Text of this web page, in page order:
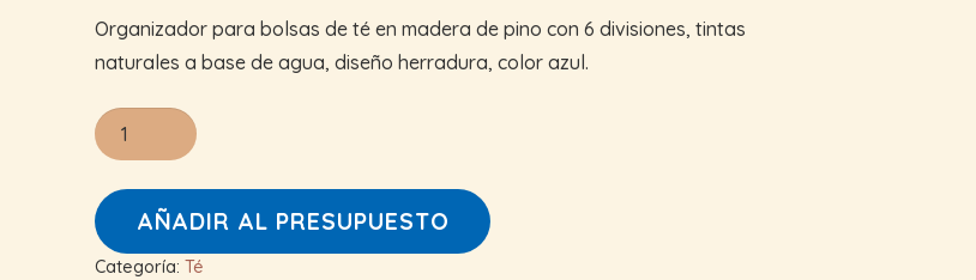
Organizador para bolsas de té en madera de pino con 6 divisiones, tintas
naturales a base de agua, diseño herradura, color azul.
Organizador
Té
(6
Divisiones)
cantidad
AÑADIR AL PRESUPUESTO
Categoría: Té